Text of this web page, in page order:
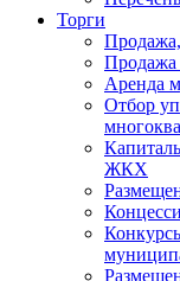
Торги
Продажа
Аренда
Отбор
ЖКХ